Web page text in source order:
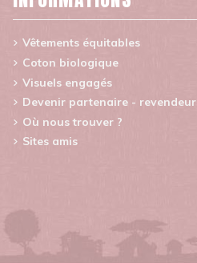
Vêtements équitables
Coton biologique
Visuels engagés
Devenir partenaire - revendeur
Où nous trouver ?
Sites amis